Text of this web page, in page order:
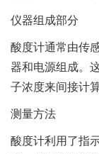
仪器组成部分
酸度计通常由传
器和电源组成。
子浓度来间接计
测量方法
酸度计利用了指